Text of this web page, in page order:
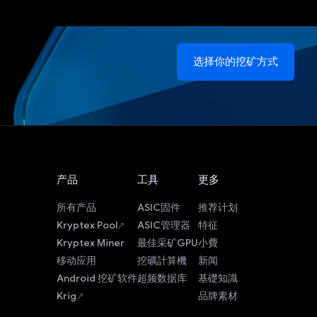
选择你的挖矿方式
产品
所有产品
Kryptex Pool
Kryptex Miner
移动应用
Android 挖矿软件
Krig
工具
ASIC固件
ASIC管理器
最佳采矿GPU
挖礦計算機
超频数据库
更多
推荐计划
特征
小費
新闻
基礎知識
品牌素材